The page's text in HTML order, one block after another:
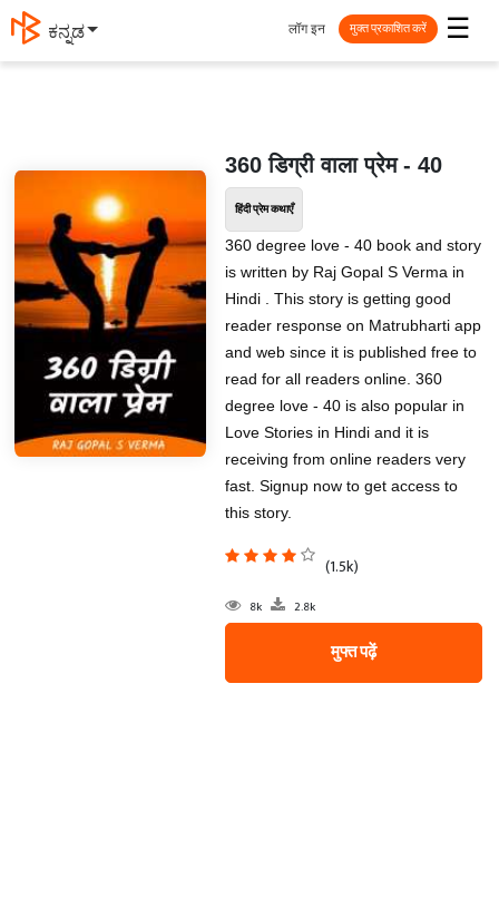
ಕನ್ನಡ ☰
लॉग इन मुक्त प्रकाशित करें
360 डिग्री वाला प्रेम - 40
हिंदी प्रेम कथाएँ
360 degree love - 40 book and story
is written by Raj Gopal S Verma in
Hindi . This story is getting good
reader response on Matrubharti app
and web since it is published free to
read for all readers online. 360
degree love - 40 is also popular in
Love Stories in Hindi and it is
receiving from online readers very
fast. Signup now to get access to
this story.
(1.5k)
8k 2.8k
मुफ्त पढ़ें